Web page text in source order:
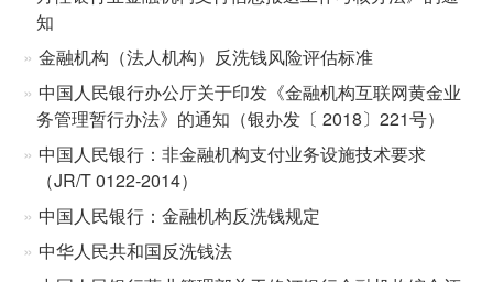
知
金融机构（法人机构）反洗钱风险评估标准
中国人民银行办公厅关于印发《金融机构互联网黄金业
务管理暂行办法》的通知（银办发〔 2018〕221号）
中国人民银行：非金融机构支付业务设施技术要求
（JR/T 0122-2014）
中国人民银行：金融机构反洗钱规定
中华人民共和国反洗钱法